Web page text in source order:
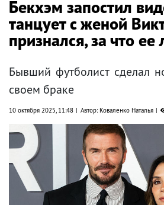
Бекхэм запостил
танцует с женой
признался, за что
Бывший футболист сделал
своем браке
10 октября 2025, 11:48 Автор: Коваленко Наталья